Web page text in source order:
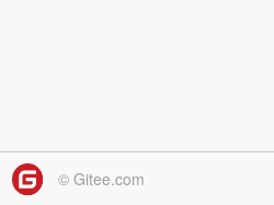
© Gitee.com